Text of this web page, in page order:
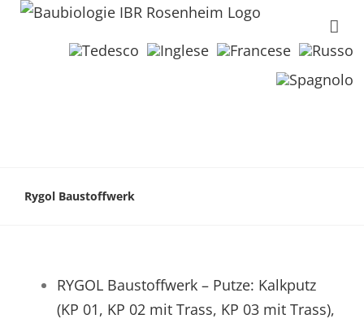
Rygol Baustoffwerk
RYGOL Baustoffwerk – Putze: Kalkputz
(KP 01, KP 02 mit Trass, KP 03 mit Trass),